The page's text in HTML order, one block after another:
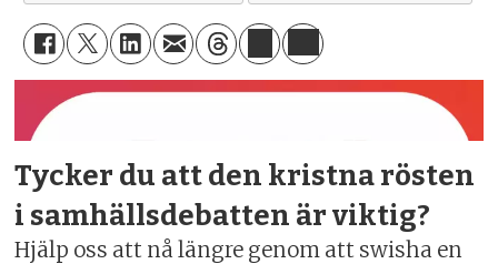
Tycker du att den kristna rösten
i samhällsdebatten är viktig?
Hjälp oss att nå längre genom att swisha en